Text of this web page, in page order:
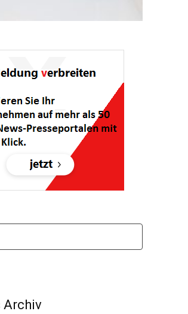
Archiv